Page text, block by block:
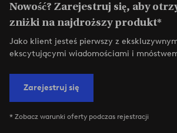
Nowość? Zarejestruj się, aby
zniżki na najdroższy produkt*
Jako klient jesteś pierwszy z
ekscytującymi wiadomościami i
Zarejestruj się
* Zobacz warunki oferty podczas rejestracji